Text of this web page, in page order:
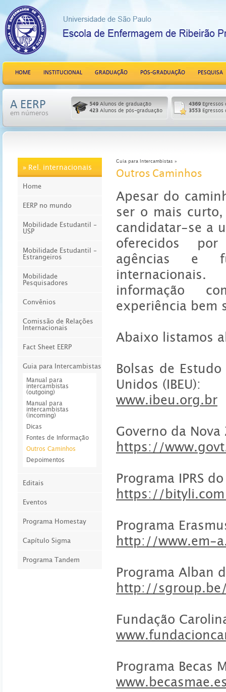
HOME INSTITUCIONAL GRADUAÇÃO PÓS-GRADUAÇÃO PESQUISA
A EERP
em números
549 Alunos de graduação
423 Alunos de pós-graduação
4369 Egressos
3553
» Rel. internacionais
Home
EERP no mundo
Mobilidade Estudantil -
USP
Mobilidade Estudantil -
Estrangeiros
Mobilidade
Pesquisadores
Convênios
Comissão de Relações
Internacionais
Fact Sheet EERP
Guia para Intercambistas
Manual para
intercambistas
(outgoing)
Manual para
intercambistas
(incoming)
Dicas
Fontes de Informação
Outros Caminhos
Depoimentos
Editais
Eventos
Programa Homestay
Capítulo Sigma
Programa Tandem
Guia para Intercambistas »
Outros Caminhos
Apesar do
ser o mais
candidatar-se a
oferecidos por
agências e
informação
experiência bem
Abaixo listamos
Bolsas de
Unidos (IBEU):
www.ibeu.org.br
Governo da Nova
https://
Programa IPRS
https://
Programa
http://www.em-
Programa Alban
http://
Fundação
Programa Becas